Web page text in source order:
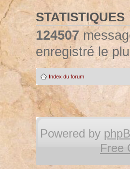
STATISTIQUES
124507
enregistré le
Index du forum
Powered by
Free